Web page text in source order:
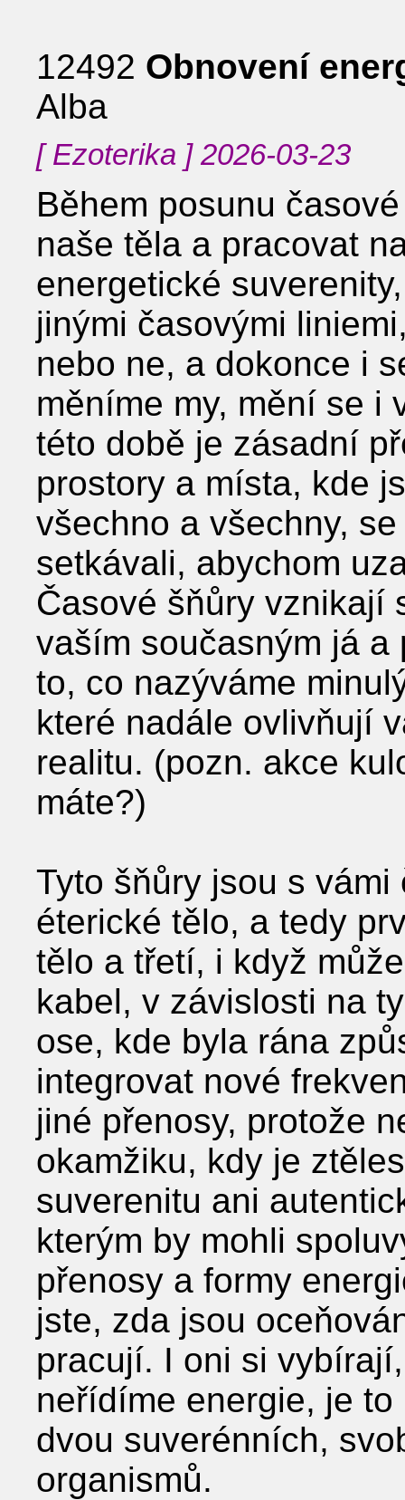
12492 Obnovení
Alba
[ Ezoterika ] 2026-03-23
Během posunu
naše těla a pracovat
energetické
jinými časovými
nebo ne, a dokonce i
měníme my, mění se i
této době je zásadní
prostory a místa, kde
všechno a všechny,
setkávali, abychom
Časové šňůry vznikají
vaším současným já
to, co nazýváme
které nadále ovlivňují
realitu. (pozn. akce
máte?)
Tyto šňůry jsou s
éterické tělo, a tedy
tělo a třetí, i když
kabel, v závislosti na
ose, kde byla rána
integrovat nové
jiné přenosy, protože
okamžiku, kdy je
suverenitu ani
kterým by mohli
přenosy a formy
jste, zda jsou
pracují. I oni si
neřídíme energie, je
dvou suverénních,
organismů.